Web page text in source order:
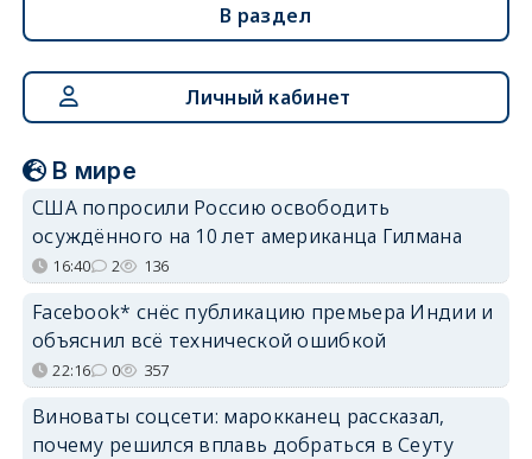
В раздел
Личный кабинет
В мире
США попросили Россию освободить
осуждённого на 10 лет американца Гилмана
16:40 2 136
Facebook* снёс публикацию премьера Индии и
объяснил всё технической ошибкой
22:16 0 357
Виноваты соцсети: марокканец рассказал,
почему решился вплавь добраться в Сеуту